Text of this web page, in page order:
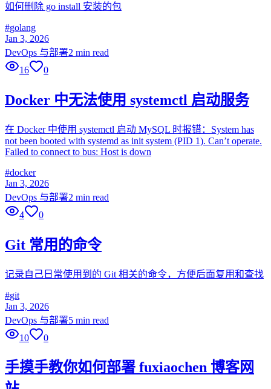
如何删除 go install 安装的包
#golang
Jan 3, 2026
DevOps 与部署2 min read
16
0
Docker 中无法使用 systemctl 启动服务
在 Docker 中使用 systemctl 启动 MySQL 时报错：System has
not been booted with systemd as init system (PID 1). Can’t operate.
Failed to connect to bus: Host is down
#docker
Jan 3, 2026
DevOps 与部署2 min read
4
0
Git 常用的命令
记录自己日常使用到的 Git 相关的命令，方便后面复用和查找
#git
Jan 3, 2026
DevOps 与部署5 min read
10
0
手摸手教你如何部署 fuxiaochen 博客网